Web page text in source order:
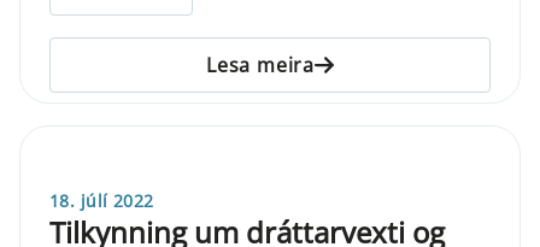
Lesa meira
18. júlí 2022
Tilkynning um dráttarvexti og